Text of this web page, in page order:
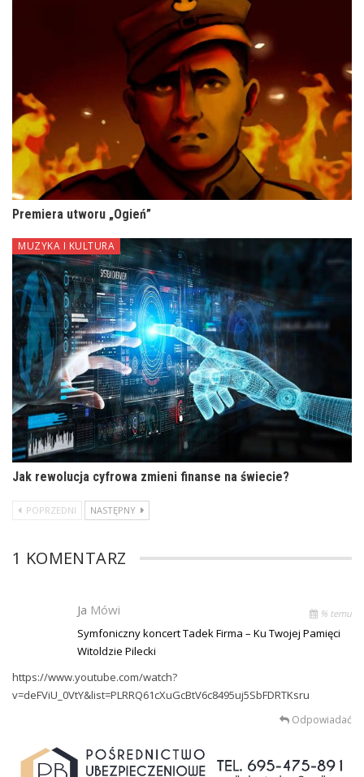
Premiera utworu „Ogień”
MUZYKA I KULTURA
Jak rewolucja cyfrowa zmieni finanse na świecie?
POPRZEDNI NASTĘPNY
1 KOMENTARZ
Ja Mówi % temu
Symfoniczny koncert Tadek Firma – Ku Twojej Pamięci
Witoldzie Pilecki
https://www.youtube.com/watch?
v=deFViU_0VtY&list=PLRRQ61cXuGcBtV6c8495uj5SbFDRTKsru
Odpowiadać